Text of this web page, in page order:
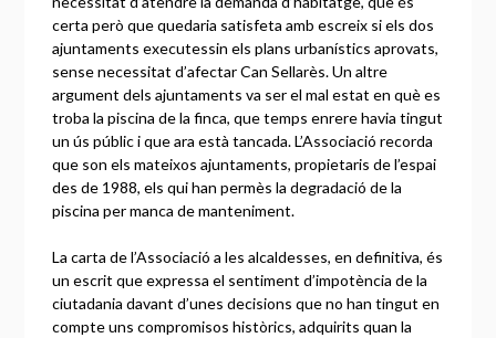
certa però que quedaria satisfeta amb escreix si els dos
ajuntaments executessin els plans urbanístics aprovats,
sense necessitat d’afectar Can Sellarès. Un altre
argument dels ajuntaments va ser el mal estat en què es
troba la piscina de la finca, que temps enrere havia tingut
un ús públic i que ara està tancada. L’Associació recorda
que son els mateixos ajuntaments, propietaris de l’espai
des de 1988, els qui han permès la degradació de la
piscina per manca de manteniment.
La carta de l’Associació a les alcaldesses, en definitiva, és
un escrit que expressa el sentiment d’impotència de la
ciutadania davant d’unes decisions que no han tingut en
compte uns compromisos històrics, adquirits quan la